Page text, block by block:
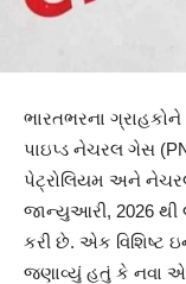
ભારતભરના
પાઇપ્ડ નેચરલ ગેસ
પેટ્રોલિયમ અને
જાન્યુઆરી, 2026 થી
કરી છે. એક વિશિષ્ટ
જણાવ્યું હતું કે નવા